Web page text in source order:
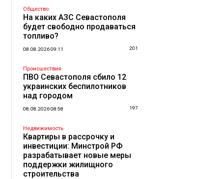
Общество
На каких АЗС Севастополя
будет свободно продаваться
топливо?
08.08.2026 09:11 201
Происшествия
ПВО Севастополя сбило 12
украинских беспилотников
над городом
08.08.2026 08:58 197
Недвижимость
Квартиры в рассрочку и
инвестиции: Минстрой РФ
разрабатывает новые меры
поддержки жилищного
строительства